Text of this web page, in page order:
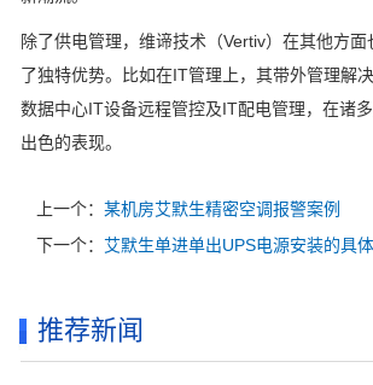
除了供电管理，维谛技术（Vertiv）在其他方
了独特优势。比如在IT管理上，其带外管理解
数据中心IT设备远程管控及IT配电管理，在诸
出色的表现。
上一个： 某机房艾默生精密空调报警案例
下一个： 艾默生单进单出UPS电源安装的具
推荐新闻